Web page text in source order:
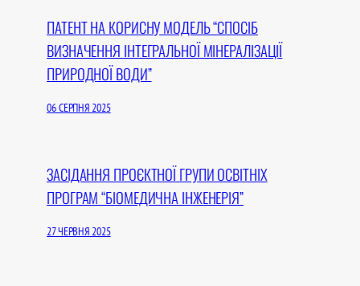
ПАТЕНТ НА КОРИСНУ МОДЕЛЬ “СПОСІБ
ВИЗНАЧЕННЯ ІНТЕГРАЛЬНОЇ МІНЕРАЛІЗАЦІЇ
ПРИРОДНОЇ ВОДИ”
06 СЕРПНЯ 2025
ЗАСІДАННЯ ПРОЄКТНОЇ ГРУПИ ОСВІТНІХ
ПРОГРАМ “БІОМЕДИЧНА ІНЖЕНЕРІЯ”
27 ЧЕРВНЯ 2025